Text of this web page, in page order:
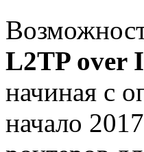
L2TP over
начиная с
начало